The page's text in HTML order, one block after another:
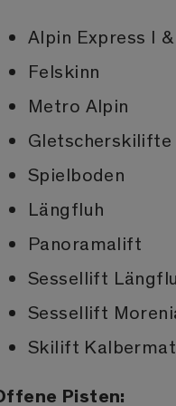
Alpin Express I &
Felskinn
Metro Alpin
Gletscherskilifte
Spielboden
Längfluh
Panoramalift
Sessellift
Sessellift
Skilift
Pisten: